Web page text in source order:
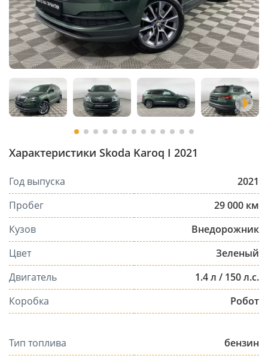
Характеристики Skoda Karoq I 2021
Год выпуска
2021
Пробег
29 000 км
Кузов
Внедорожник
Цвет
Зеленый
Двигатель
1.4 л / 150 л.с.
Коробка
Робот
Тип топлива
бензин